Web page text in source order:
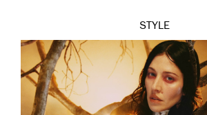
STYLE